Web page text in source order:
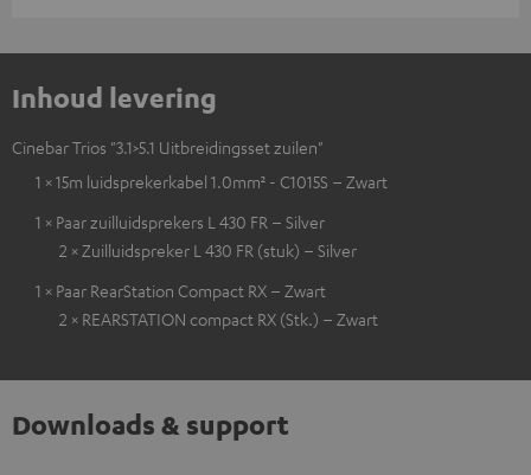
Inhoud levering
Cinebar Trios "3.1>5.1 Uitbreidingsset zuilen"
1 × 15m luidsprekerkabel 1.0mm² - C1015S – Zwart
1 × Paar zuilluidsprekers L 430 FR – Silver
2 × Zuilluidspreker L 430 FR (stuk) – Silver
1 × Paar RearStation Compact RX – Zwart
2 × REARSTATION compact RX (Stk.) – Zwart
Downloads & support